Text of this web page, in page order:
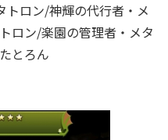
トロン/神輝の代行者・メ
ロン/楽園の管理者・メタ
とろん